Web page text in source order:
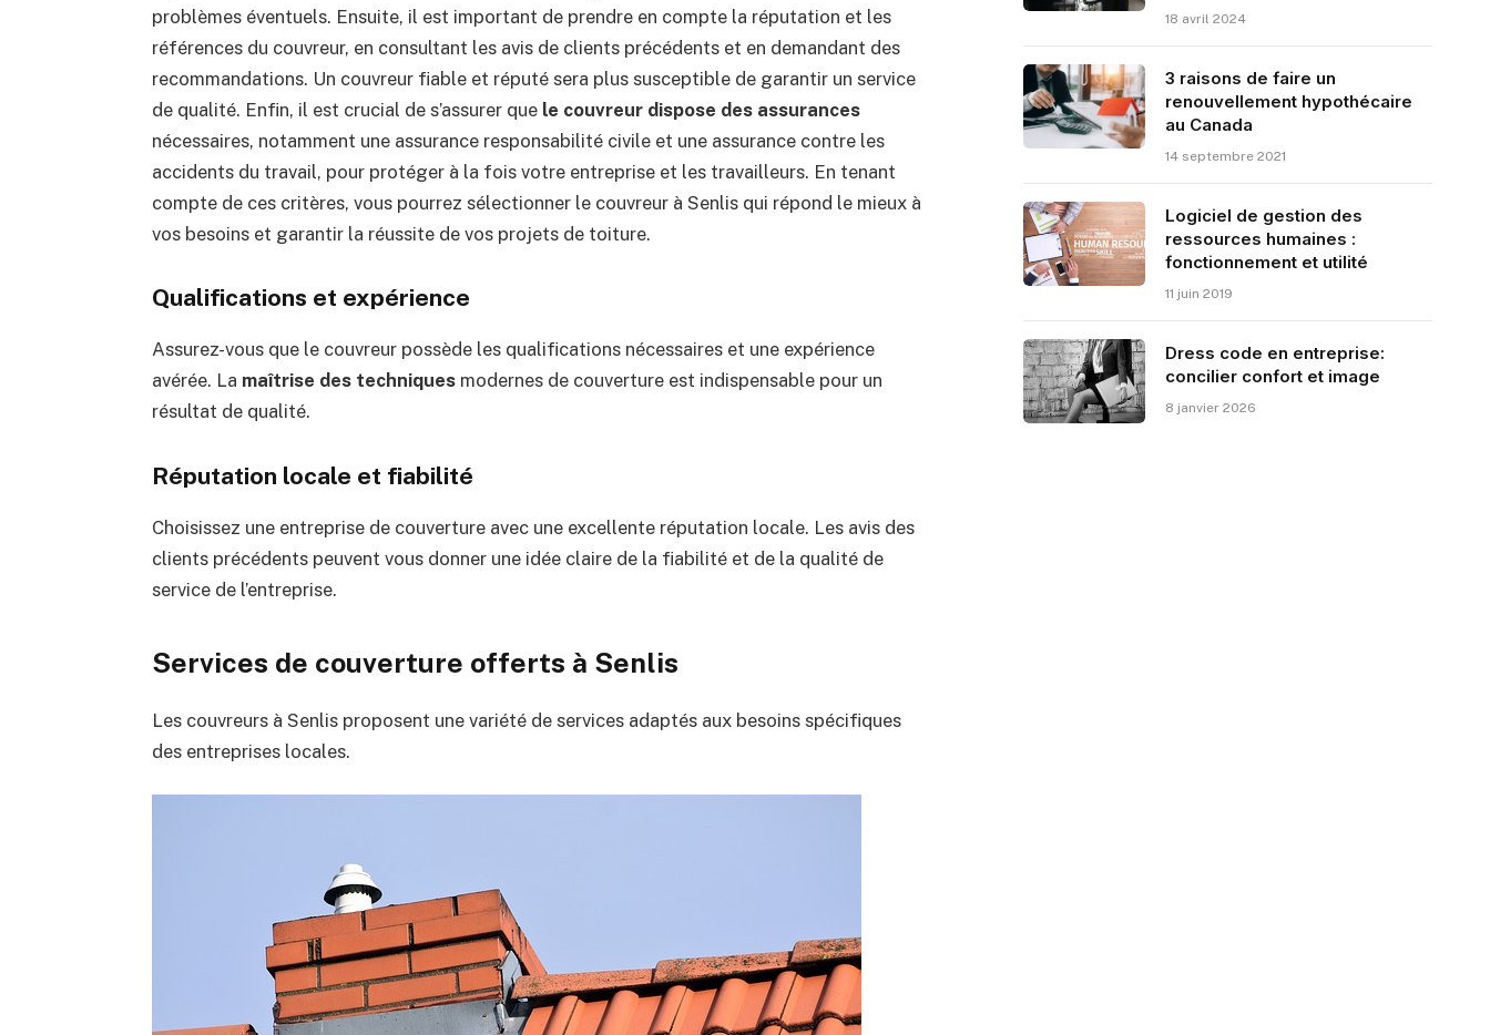
problèmes éventuels. Ensuite, il est important de prendre en compte la réputation et les
références du couvreur, en consultant les avis de clients précédents et en demandant des
recommandations. Un couvreur fiable et réputé sera plus susceptible de garantir un service
de qualité. Enfin, il est crucial de s’assurer quele couvreur dispose des assurances
nécessaires, notamment une assurance responsabilité civile et une assurance contre les
accidents du travail, pour protéger à la fois votre entreprise et les travailleurs. En tenant
compte de ces critères, vous pourrez sélectionner le couvreur à Senlis qui répond le mieux à
vos besoins et garantir la réussite de vos projets de toiture.
Qualifications et expérience
Assurez-vous que le couvreur possède les qualifications nécessaires et une expérience
avérée. La maîtrise des techniquesmodernes de couverture est indispensable pour un
résultat de qualité.
Réputation locale et fiabilité
Choisissez une entreprise de couverture avec une excellente réputation locale. Les avis des
clients précédents peuvent vous donner une idée claire de la fiabilité et de la qualité de
service de l’entreprise.
Services de couverture offerts à Senlis
Les couvreurs à Senlis proposent une variété de services adaptés aux besoins spécifiques
des entreprises locales.
18 avril 2024
3 raisons de faire un
renouvellement hypothécaire
au Canada
14 septembre 2021
Logiciel de gestion des
ressources humaines :
fonctionnement et utilité
11 juin 2019
Dress code en entreprise:
concilier confort et image
8 janvier 2026